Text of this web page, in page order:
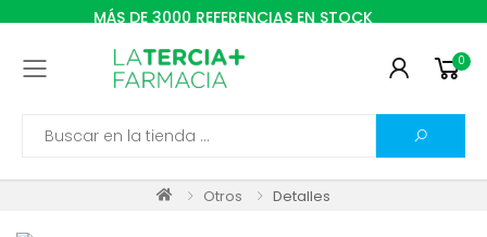
MÁS DE 3000 REFERENCIAS EN STOCK
Toggle mobile menu 0
Search
Otros Detalles